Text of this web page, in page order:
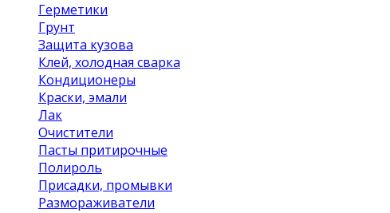
Герметики
Грунт
Защита кузова
Клей, холодная сварка
Кондиционеры
Краски, эмали
Лак
Очистители
Пасты притирочные
Полироль
Присадки, промывки
Размораживатели